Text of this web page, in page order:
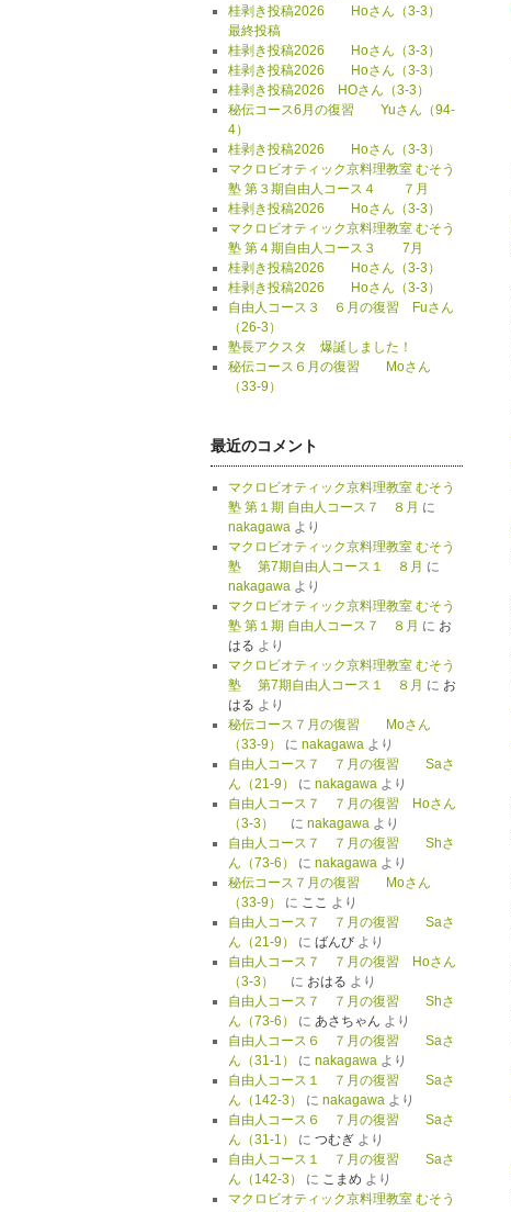
桂剥き投稿2026 Hoさん（3-3）
最終投稿
桂剥き投稿2026 Hoさん（3-3）
桂剥き投稿2026 Hoさん（3-3）
桂剥き投稿2026 HOさん（3-3）
秘伝コース6月の復習 Yuさん（94-
4）
桂剥き投稿2026 Hoさん（3-3）
マクロビオティック京料理教室 むそう
塾 第３期自由人コース４ ７月
桂剥き投稿2026 Hoさん（3-3）
マクロビオティック京料理教室 むそう
塾 第４期自由人コース３ 7月
桂剥き投稿2026 Hoさん（3-3）
桂剥き投稿2026 Hoさん（3-3）
自由人コース３ ６月の復習 Fuさん
（26-3）
塾長アクスタ 爆誕しました！
秘伝コース６月の復習 Moさん
（33-9）
最近のコメント
マクロビオティック京料理教室 むそう
塾 第１期 自由人コース７ ８月 に
nakagawaより
マクロビオティック京料理教室 むそう
塾 第7期自由人コース１ ８月 に
nakagawaより
マクロビオティック京料理教室 むそう
塾 第１期 自由人コース７ ８月 に お
はる より
マクロビオティック京料理教室 むそう
塾 第7期自由人コース１ ８月 に お
はる より
秘伝コース７月の復習 Moさん
（33-9）
に nakagawaより
自由人コース７ ７月の復習 Saさ
ん（21-9）
に nakagawaより
自由人コース７ ７月の復習 Hoさん
（3-3）
に nakagawaより
自由人コース７ ７月の復習 Shさ
ん（73-6）
に nakagawaより
秘伝コース７月の復習 Moさん
（33-9）
に ここ より
自由人コース７ ７月の復習 Saさ
ん（21-9）
に ばんびより
自由人コース７ ７月の復習 Hoさん
（3-3）
に おはる より
自由人コース７ ７月の復習 Shさ
ん（73-6）
に あさちゃん より
自由人コース６ ７月の復習 Saさ
ん（31-1）
に nakagawaより
自由人コース１ ７月の復習 Saさ
ん（142-3）
に nakagawaより
自由人コース６ ７月の復習 Saさ
ん（31-1）
に つむぎより
自由人コース１ ７月の復習 Saさ
ん（142-3）
に こまめ より
マクロビオティック京料理教室 むそう